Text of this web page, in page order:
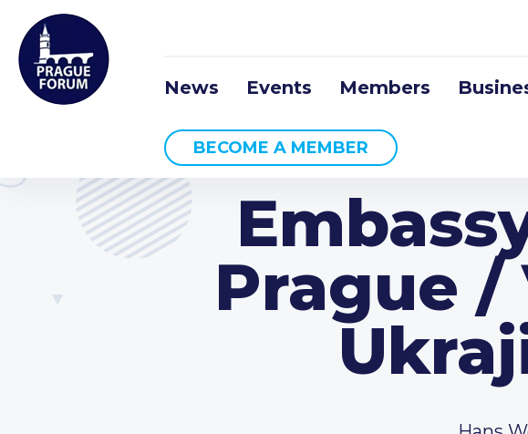
News Events Members
BECOME A MEMBER
Prague